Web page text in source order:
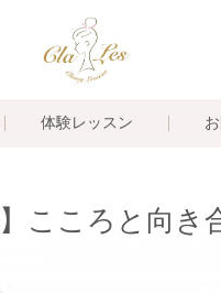
体験レッスン
】こころと向